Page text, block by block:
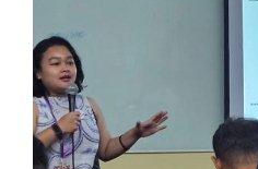
17/07/2026
PSHK di
Harus